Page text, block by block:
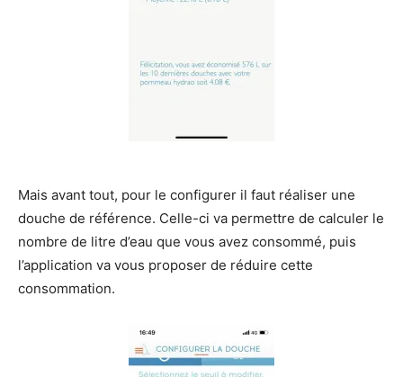
Mais avant tout, pour le configurer il faut réaliser une
douche de référence. Celle-ci va permettre de calculer le
nombre de litre d’eau que vous avez consommé, puis
l’application va vous proposer de réduire cette
consommation.